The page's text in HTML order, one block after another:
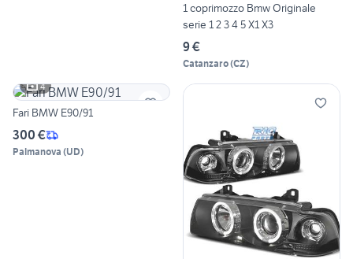
1 coprimozzo Bmw Originale
serie 1 2 3 4 5 X1 X3
9 €
Catanzaro(CZ)
4
Fari BMW E90/91
300 €
Palmanova (UD)